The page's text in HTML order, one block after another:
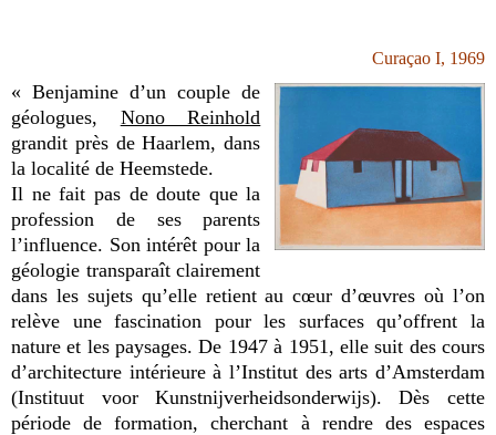
Curaçao I, 1969
« Benjamine d’un couple de
géologues, Nono Reinhold
grandit près de Haarlem, dans
la localité de Heemstede.
Il ne fait pas de doute que la
profession de ses parents
l’influence. Son intérêt pour la
géologie transparaît clairement
dans les sujets qu’elle retient au cœur d’œuvres où l’on
relève une fascination pour les surfaces qu’offrent la
nature et les paysages. De 1947 à 1951, elle suit des cours
d’architecture intérieure à l’Institut des arts d’Amsterdam
(Instituut voor Kunstnijverheidsonderwijs). Dès cette
période de formation, cherchant à rendre des espaces